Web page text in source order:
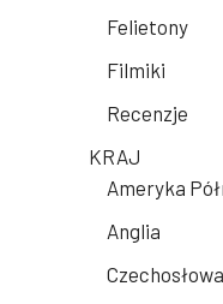
Felietony
Filmiki
Recenzje
KRAJ
Ameryka
Anglia